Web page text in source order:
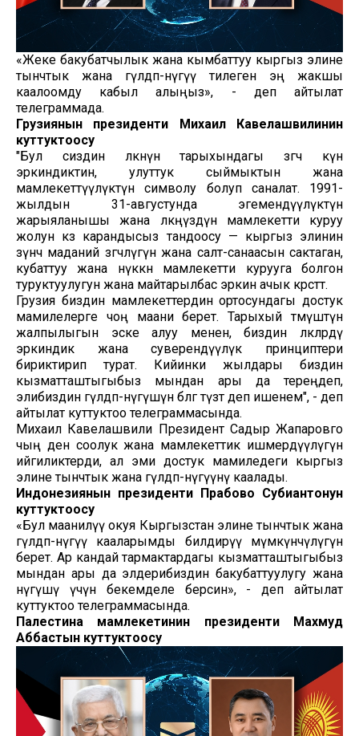
«Жеке бакубатчылык жана кымбаттуу кыргыз элине
тынчтык жана гүлдөп-өнүгүү тилеген эң жакшы
каалоомду кабыл алыңыз», - деп айтылат
телеграммада.
Грузиянын президенти Михаил Кавелашвилинин
куттуктоосу
"Бул сиздин өлкөнүн тарыхындагы өзгөчө күн
эркиндиктин, улуттук сыймыктын жана
мамлекеттүүлүктүн символу болуп саналат. 1991-
жылдын 31-августунда эгемендүүлүктүн
жарыяланышы жана өлкөңүздүн мамлекетти куруу
жолун көз карандысыз тандоосу — кыргыз элинин
өзүнчө маданий өзгөчөлүгүн жана салт-санаасын сактаган,
кубаттуу жана өнүккөн мамлекетти курууга болгон
туруктуулугун жана майтарылбас эркин ачык көрсөтөт.
Грузия биздин мамлекеттердин ортосундагы достук
мамилелерге чоң маани берет. Тарыхый өтмүштүн
жалпылыгын эске алуу менен, биздин өлкөлөрдү
эркиндик жана суверендүүлүк принциптери
бириктирип турат. Кийинки жылдары биздин
кызматташтыгыбыз мындан ары да тереңдеп,
элибиздин гүлдөп-өнүгүшүнө өбөлгө түзөт деп ишенем", - деп
айтылат куттуктоо телеграммасында.
Михаил Кавелашвили Президент Садыр Жапаровго
чың ден соолук жана мамлекеттик ишмердүүлүгүнө
ийгиликтерди, ал эми достук мамиледеги кыргыз
элине тынчтык жана гүлдөп-өнүгүүнү каалады.
Индонезиянын президенти Прабово Субиантонун
куттуктоосу
«Бул маанилүү окуя Кыргызстан элине тынчтык жана
гүлдөп-өнүгүү кааларымды билдирүү мүмкүнчүлүгүн
берет. Ар кандай тармактардагы кызматташтыгыбыз
мындан ары да элдерибиздин бакубаттуулугу жана
өнүгүшү үчүн бекемделе берсин», - деп айтылат
куттуктоо телеграммасында.
Палестина мамлекетинин президенти Махмуд
Аббастын куттуктоосу